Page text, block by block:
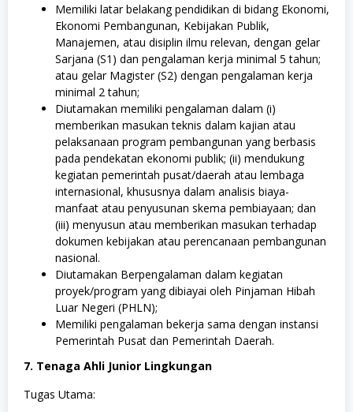
Memiliki latar belakang pendidikan di bidang Ekonomi,
Ekonomi Pembangunan, Kebijakan Publik,
Manajemen, atau disiplin ilmu relevan, dengan gelar
Sarjana (S1) dan pengalaman kerja minimal 5 tahun;
atau gelar Magister (S2) dengan pengalaman kerja
minimal 2 tahun;
Diutamakan memiliki pengalaman dalam (i)
memberikan masukan teknis dalam kajian atau
pelaksanaan program pembangunan yang berbasis
pada pendekatan ekonomi publik; (ii) mendukung
kegiatan pemerintah pusat/daerah atau lembaga
internasional, khususnya dalam analisis biaya-
manfaat atau penyusunan skema pembiayaan; dan
(iii) menyusun atau memberikan masukan terhadap
dokumen kebijakan atau perencanaan pembangunan
nasional.
Diutamakan Berpengalaman dalam kegiatan
proyek/program yang dibiayai oleh Pinjaman Hibah
Luar Negeri (PHLN);
Memiliki pengalaman bekerja sama dengan instansi
Pemerintah Pusat dan Pemerintah Daerah.
7. Tenaga Ahli Junior Lingkungan
Tugas Utama: